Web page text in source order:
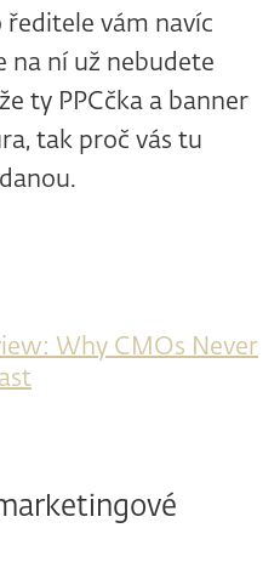
vám navíc
na ní už nebudete
ty PPCčka a banner
tak proč vás tu
Why CMOs Never